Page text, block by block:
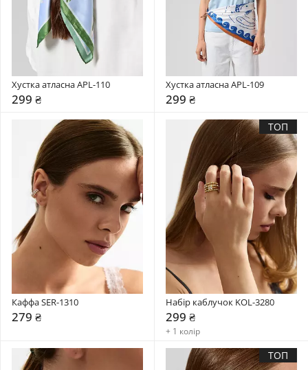
Хустка атласна APL-110
299 ₴
Хустка атласна APL-109
299 ₴
Каффа SER-1310
279 ₴
ТОП
Набір каблучок KOL-3280
299 ₴
+ 1 колір
ТОП